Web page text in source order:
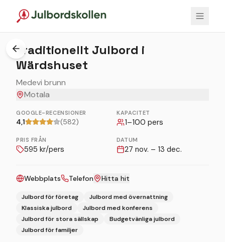
1/
Traditionellt Julbord i
Wärdshuset
Medevi brunn
Motala
GOOGLE-RECENSIONER
4,1 (582)
KAPACITET
1–100 pers
PRIS FRÅN
595 kr/pers
DATUM
27 nov. – 13 dec.
Webbplats Telefon Hitta hit
Julbord för företag
Julbord med övernattning
Klassiska julbord
Julbord med konferens
Julbord för stora sällskap
Budgetvänliga julbord
Julbord för familjer